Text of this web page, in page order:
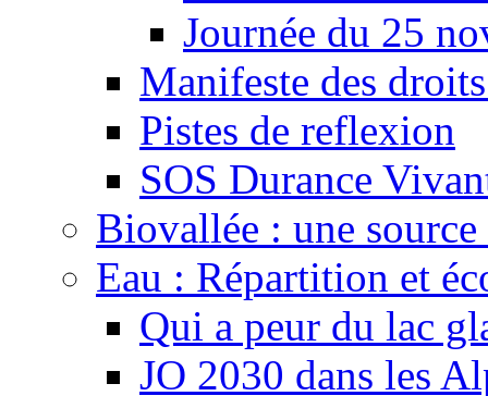
Journée du 25
Manifeste des
Pistes de reflexion
SOS Durance
Biovallée : une
Eau : Répartition et
Qui a peur du lac
JO 2030 dans les